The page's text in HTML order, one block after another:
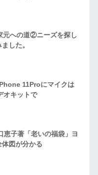
元への道②ニーズを探し
した。
11Proにマイクは
オキットで
子著「老いの福袋」ヨ
図が分かる